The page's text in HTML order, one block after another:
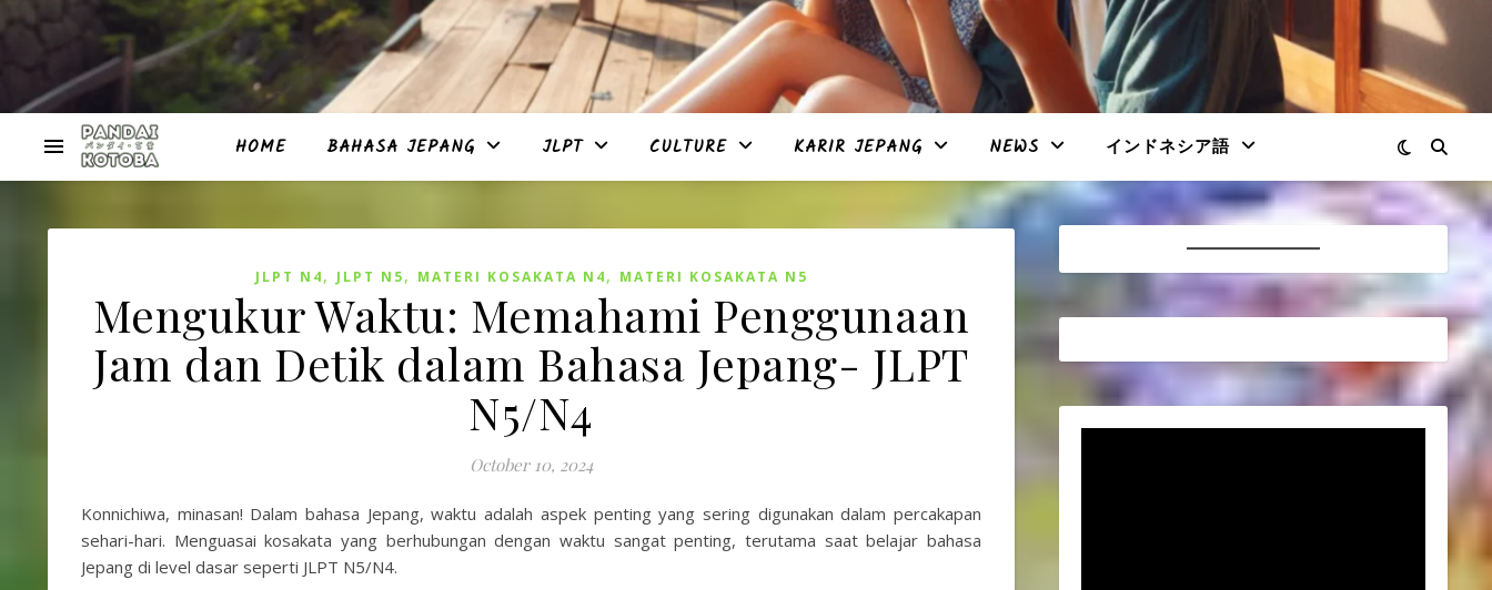
HOME BAHASA JEPANG JLPT CULTURE KARIR JEPANG NEWS インドネシア語
JLPT N4, JLPT N5, MATERI KOSAKATA N4, MATERI KOSAKATA N5
Mengukur Waktu: Memahami Penggunaan
Jam dan Detik dalam Bahasa Jepang- JLPT
N5/N4
October 10, 2024
Konnichiwa, minasan! Dalam bahasa Jepang, waktu adalah aspek penting yang sering digunakan dalam percakapan
sehari-hari. Menguasai kosakata yang berhubungan dengan waktu sangat penting, terutama saat belajar bahasa
Jepang di level dasar seperti JLPT N5/N4.